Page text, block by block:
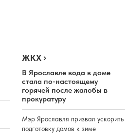
ЖКХ
В Ярославле вода в доме
стала по-настоящему
горячей после жалобы в
прокуратуру
Мэр Ярославля призвал ускорить
подготовку домов к зиме